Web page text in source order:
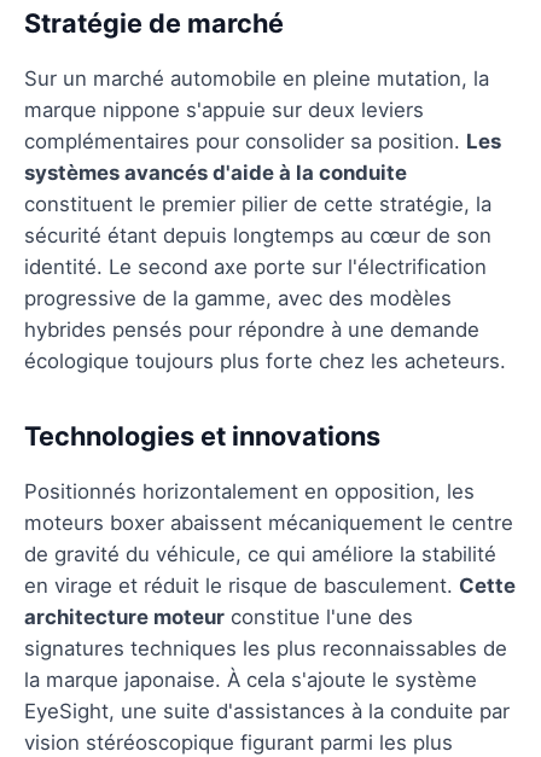
Stratégie de marché
Sur un marché automobile en pleine mutation, la
marque nippone s'appuie sur deux leviers
complémentaires pour consolider sa position. Les
systèmes avancés d'aide à la conduite
constituent le premier pilier de cette stratégie, la
sécurité étant depuis longtemps au cœur de son
identité. Le second axe porte sur l'électrification
progressive de la gamme, avec des modèles
hybrides pensés pour répondre à une demande
écologique toujours plus forte chez les acheteurs.
Technologies et innovations
Positionnés horizontalement en opposition, les
moteurs boxer abaissent mécaniquement le centre
de gravité du véhicule, ce qui améliore la stabilité
en virage et réduit le risque de basculement. Cette
architecture moteur constitue l'une des
signatures techniques les plus reconnaissables de
la marque japonaise. À cela s'ajoute le système
EyeSight, une suite d'assistances à la conduite par
vision stéréoscopique figurant parmi les plus